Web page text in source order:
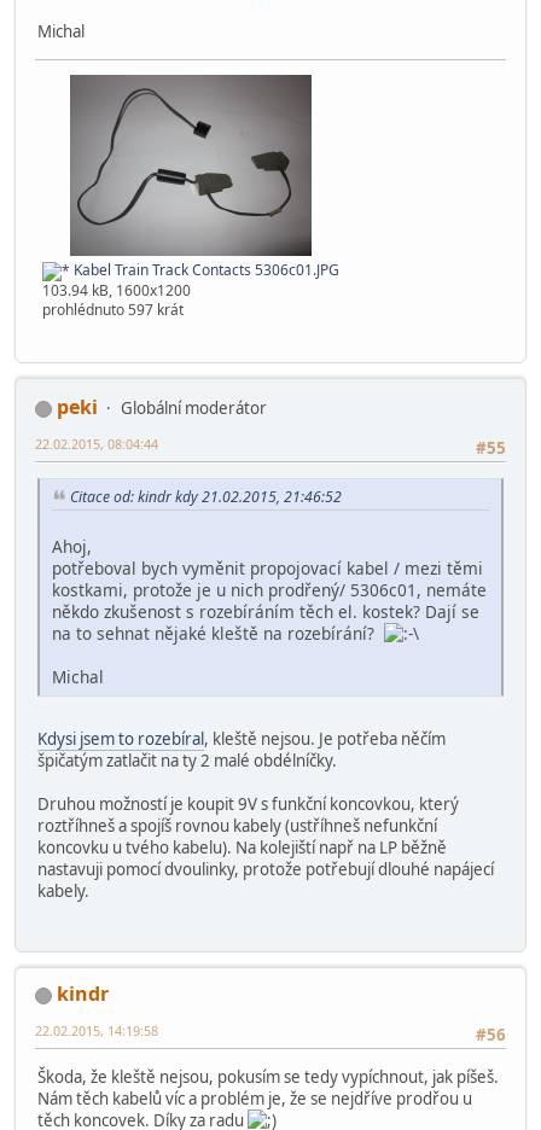
Michal
Kabel Train Track Contacts 5306c01.JPG
103.94 kB, 1600x1200
prohlédnuto 597 krát
peki
Globální moderátor
#55
22.02.2015, 08:04:44
Citace od: kindr kdy 21.02.2015, 21:46:52
Ahoj,
potřeboval bych vyměnit propojovací kabel / mezi těmi
kostkami, protože je u nich prodřený/ 5306c01, nemáte
někdo zkušenost s rozebíráním těch el. kostek? Dají se
na to sehnat nějaké kleště na rozebírání?
Michal
Kdysi jsem to rozebíral, kleště nejsou. Je potřeba něčím
špičatým zatlačit na ty 2 malé obdélníčky.
Druhou možností je koupit 9V s funkční koncovkou, který
roztříhneš a spojíš rovnou kabely (ustříhneš nefunkční
koncovku u tvého kabelu). Na kolejiští např na LP běžně
nastavuji pomocí dvoulinky, protože potřebují dlouhé napájecí
kabely.
kindr
#56
22.02.2015, 14:19:58
Škoda, že kleště nejsou, pokusím se tedy vypíchnout, jak píšeš.
Nám těch kabelů víc a problém je, že se nejdříve prodřou u
těch koncovek. Díky za radu